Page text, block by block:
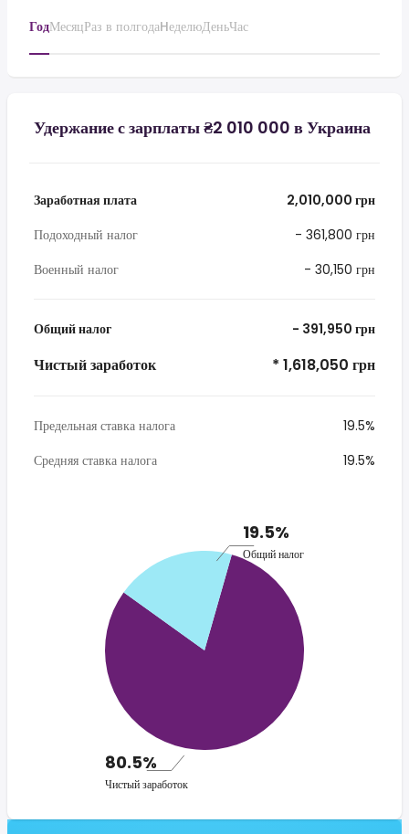
ГодМесяцРаз в полгодаHеделюДеньЧас
Удержание с зарплаты ₴2 010 000 в Украина
Заработная плата
2,010,000 грн
Подоходный налог
- 361,800 грн
Военный налог
- 30,150 грн
Общий налог - 391,950 грн
Чистый заработок * 1,618,050 грн
Предельная ставка налога
19.5%
Средняя ставка налога
19.5%
19.5%
Общий налог
80.5%
Чистый заработок